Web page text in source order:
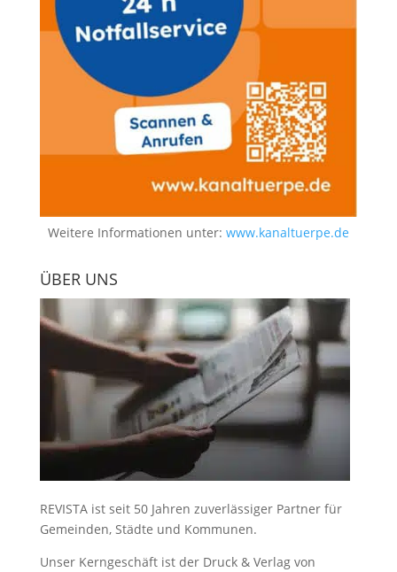
Weitere Informationen unter: www.kanaltuerpe.de
ÜBER UNS
REVISTA ist seit 50 Jahren zuverlässiger Partner für
Gemeinden, Städte und Kommunen.
Unser Kerngeschäft ist der Druck & Verlag von